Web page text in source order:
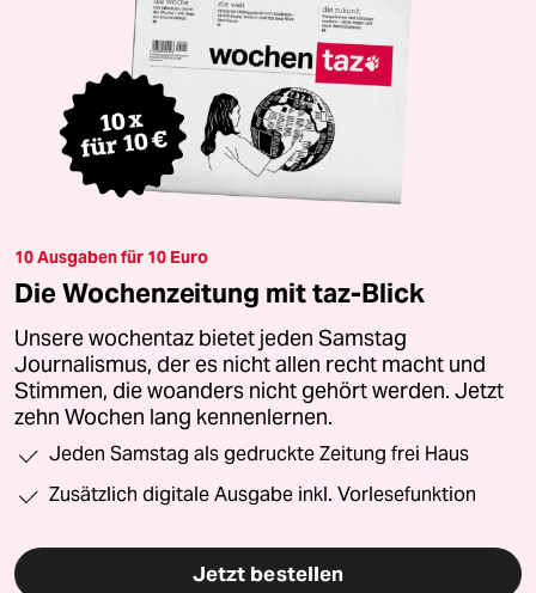
10 Ausgaben für 10 Euro
Die Wochenzeitung mit taz-Blick
Unsere wochentaz bietet jeden Samstag
Journalismus, der es nicht allen recht macht und
Stimmen, die woanders nicht gehört werden. Jetzt
zehn Wochen lang kennenlernen.
Jeden Samstag als gedruckte Zeitung frei Haus
Zusätzlich digitale Ausgabe inkl. Vorlesefunktion
Jetzt bestellen